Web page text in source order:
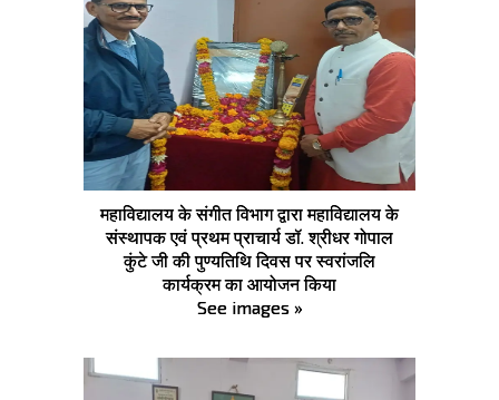
महाविद्यालय के संगीत विभाग द्वारा महाविद्यालय के
संस्थापक एवं प्रथम प्राचार्य डॉ. श्रीधर गोपाल
कुंटे जी की पुण्यतिथि दिवस पर स्वरांजलि
कार्यक्रम का आयोजन किया
See images »